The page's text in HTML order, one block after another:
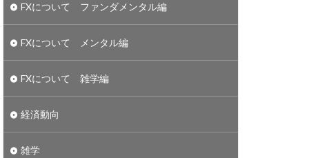
FXについて ファンダメンタル編
FXについて メンタル編
FXについて 雑学編
経済動向
雑学